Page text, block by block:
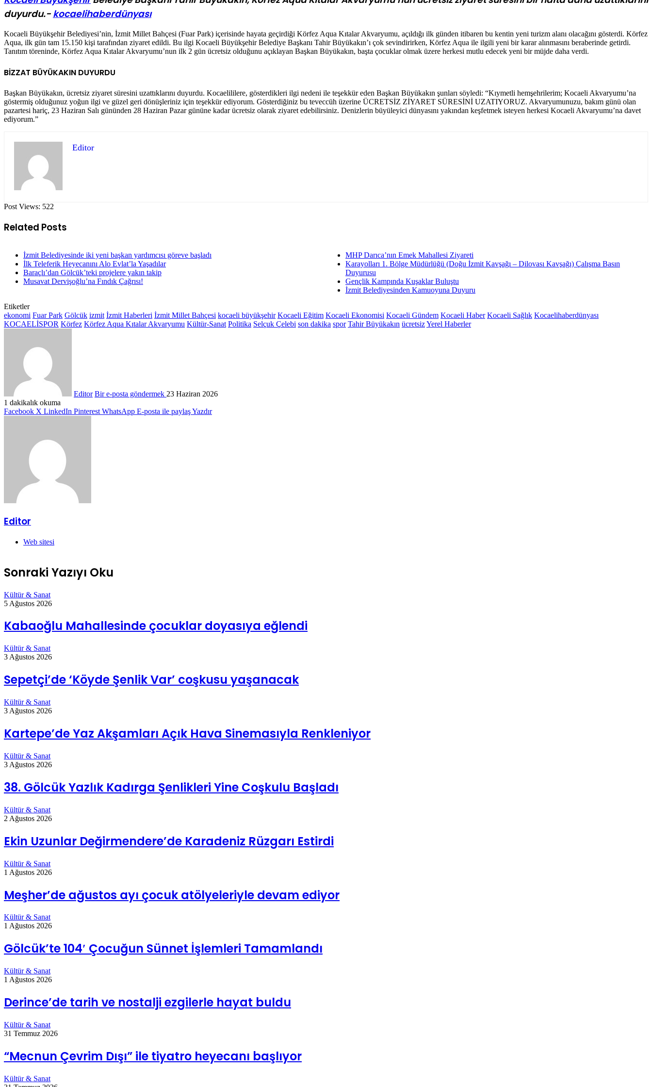
duyurdu.-kocaelihaberdünyası
Kocaeli Büyükşehir Belediyesi’nin, İzmit Millet Bahçesi (Fuar Park) içerisinde hayata geçirdiği Körfez Aqua Kıtalar Akvaryumu, açıldığı ilk günden itibaren bu kentin yeni turizm alanı olacağını gösterdi. Körfez
Aqua, ilk gün tam 15.150 kişi tarafından ziyaret edildi. Bu ilgi Kocaeli Büyükşehir Belediye Başkanı Tahir Büyükakın’ı çok sevindirirken, Körfez Aqua ile ilgili yeni bir karar alınmasını beraberinde getirdi.
Tanıtım töreninde, Körfez Aqua Kıtalar Akvaryumu’nun ilk 2 gün ücretsiz olduğunu açıklayan Başkan Büyükakın, başta çocuklar olmak üzere herkesi mutlu edecek yeni bir müjde daha verdi.
BİZZAT BÜYÜKAKIN DUYURDU
Başkan Büyükakın, ücretsiz ziyaret süresini uzattıklarını duyurdu. Kocaelililere, gösterdikleri ilgi nedeni ile teşekkür eden Başkan Büyükakın şunları söyledi: “Kıymetli hemşehrilerim; Kocaeli Akvaryumu’na
göstermiş olduğunuz yoğun ilgi ve güzel geri dönüşleriniz için teşekkür ediyorum. Gösterdiğiniz bu teveccüh üzerine ÜCRETSİZ ZİYARET SÜRESİNİ UZATIYORUZ. Akvaryumunuzu, bakım günü olan
pazartesi hariç, 23 Haziran Salı gününden 28 Haziran Pazar gününe kadar ücretsiz olarak ziyaret edebilirsiniz. Denizlerin büyüleyici dünyasını yakından keşfetmek isteyen herkesi Kocaeli Akvaryumu’na davet
ediyorum.”
Editor
Post Views: 522
Related Posts
İzmit Belediyesinde iki yeni başkan yardımcısı göreve başladı
İlk Teleferik Heyecanını Alo Evlat’la Yaşadılar
Baraçlı’dan Gölcük’teki projelere yakın takip
Musavat Dervişoğlu’na Fındık Çağrısı!
MHP Darıca’nın Emek Mahallesi Ziyareti
Karayolları 1. Bölge Müdürlüğü (Doğu İzmit Kavşağı – Dilovası Kavşağı) Çalışma Basın
Duyurusu
Gençlik Kampında Kuşaklar Buluştu
İzmit Belediyesinden Kamuoyuna Duyuru
Etiketler
ekonomi Fuar Park Gölcük izmit İzmit Haberleri İzmit Millet Bahçesi kocaeli büyükşehir Kocaeli Eğitim Kocaeli Ekonomisi Kocaeli Gündem Kocaeli Haber Kocaeli Sağlık Kocaelihaberdünyası
KOCAELİSPOR Körfez Körfez Aqua Kıtalar Akvaryumu Kültür-Sanat Politika Selçuk Çelebi son dakika spor Tahir Büyükakın ücretsizYerel Haberler
Editor Bir e-posta göndermek 23 Haziran 2026
1 dakikalık okuma
Facebook X LinkedIn Pinterest WhatsApp E-posta ile paylaşYazdır
Editor
Web sitesi
Sonraki Yazıyı Oku
Kültür & Sanat
5 Ağustos 2026
Kabaoğlu Mahallesinde çocuklar doyasıya eğlendi
Kültür & Sanat
3 Ağustos 2026
Sepetçi’de ‘Köyde Şenlik Var’ coşkusu yaşanacak
Kültür & Sanat
3 Ağustos 2026
Kartepe’de Yaz Akşamları Açık Hava Sinemasıyla Renkleniyor
Kültür & Sanat
3 Ağustos 2026
38. Gölcük Yazlık Kadırga Şenlikleri Yine Coşkulu Başladı
Kültür & Sanat
2 Ağustos 2026
Ekin Uzunlar Değirmendere’de Karadeniz Rüzgarı Estirdi
Kültür & Sanat
1 Ağustos 2026
Meşher’de ağustos ayı çocuk atölyeleriyle devam ediyor
Kültür & Sanat
1 Ağustos 2026
Gölcük’te 104′ Çocuğun Sünnet İşlemleri Tamamlandı
Kültür & Sanat
1 Ağustos 2026
Derince’de tarih ve nostalji ezgilerle hayat buldu
Kültür & Sanat
31 Temmuz 2026
“Mecnun Çevrim Dışı” ile tiyatro heyecanı başlıyor
Kültür & Sanat